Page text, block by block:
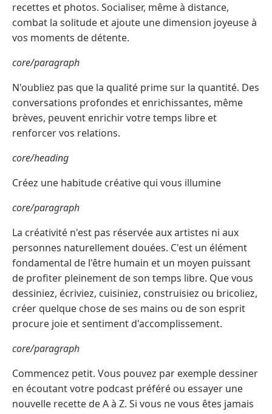
recettes et photos. Socialiser, même à distance,
combat la solitude et ajoute une dimension joyeuse à
vos moments de détente.
core/paragraph
N'oubliez pas que la qualité prime sur la quantité. Des
conversations profondes et enrichissantes, même
brèves, peuvent enrichir votre temps libre et
renforcer vos relations.
core/heading
Créez une habitude créative qui vous illumine
core/paragraph
La créativité n'est pas réservée aux artistes ni aux
personnes naturellement douées. C'est un élément
fondamental de l'être humain et un moyen puissant
de profiter pleinement de son temps libre. Que vous
dessiniez, écriviez, cuisiniez, construisiez ou bricoliez,
créer quelque chose de ses mains ou de son esprit
procure joie et sentiment d'accomplissement.
core/paragraph
Commencez petit. Vous pouvez par exemple dessiner
en écoutant votre podcast préféré ou essayer une
nouvelle recette de A à Z. Si vous ne vous êtes jamais